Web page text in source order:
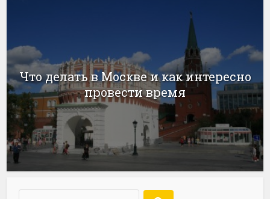
Что делать в Москве и как интересно
провести время